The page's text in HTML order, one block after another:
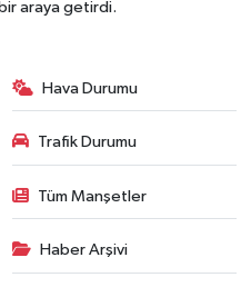
araya getirdi.
Hava Durumu
Trafik Durumu
Tüm Manşetler
Haber Arşivi